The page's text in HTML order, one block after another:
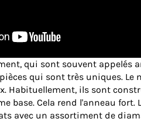
qui sont souvent appelés
qui sont très uniques. Le
Habituellement, ils sont
base. Cela rend l'anneau
avec un assortiment de